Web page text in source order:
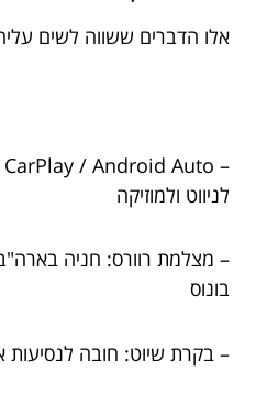
אלו הדברים ששווה לשים
לניווט ולמוזיקה
– מצלמת רוורס: חניה
בונוס
– בקרת שיוט: חובה לנסיעות